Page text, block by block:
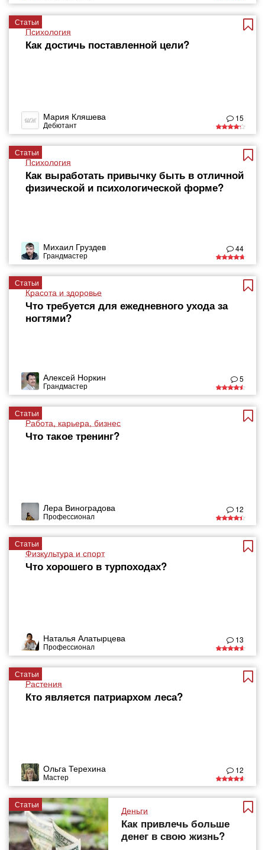
Статьи
Психология
Как достичь поставленной цели?
Мария Кляшева
Дебютант
15
Статьи
Психология
Как выработать привычку быть в отличной
физической и психологической форме?
Михаил Груздев
Грандмастер
44
Статьи
Красота и здоровье
Что требуется для ежедневного ухода за
ногтями?
Алексей Норкин
Грандмастер
5
Статьи
Работа, карьера, бизнес
Что такое тренинг?
Лера Виноградова
Профессионал
12
Статьи
Физкультура и спорт
Что хорошего в турпоходах?
Наталья Алатырцева
Профессионал
13
Статьи
Растения
Кто является патриархом леса?
Ольга Терехина
Мастер
12
Статьи
Деньги
Как привлечь больше
денег в свою жизнь?